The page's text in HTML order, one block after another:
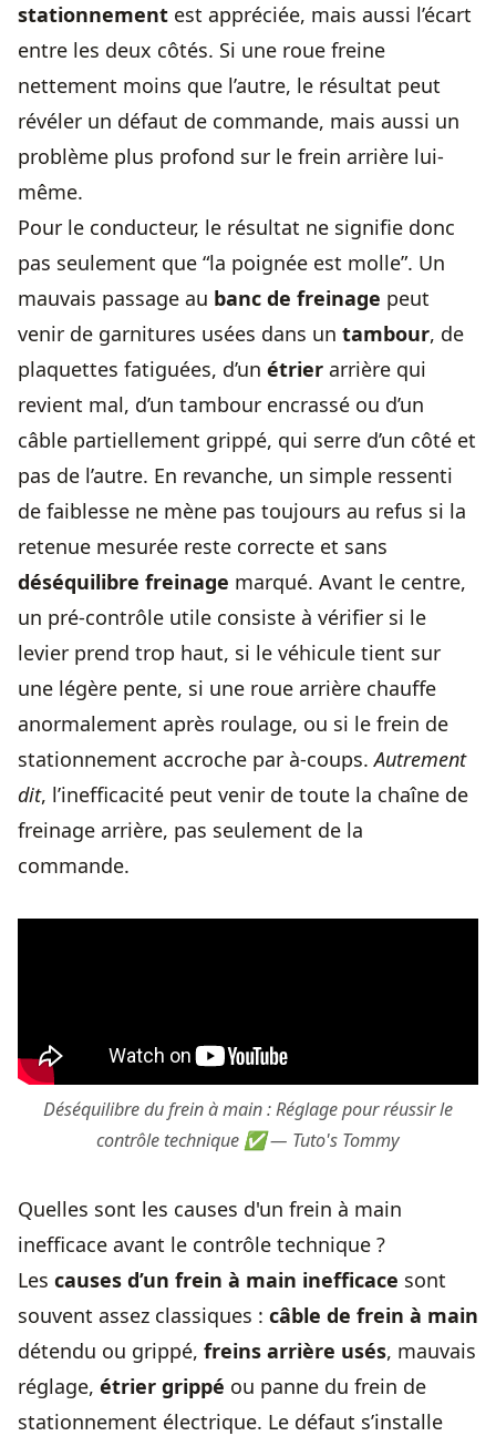
stationnement est appréciée, mais aussi l’écart
entre les deux côtés. Si une roue freine
nettement moins que l’autre, le résultat peut
révéler un défaut de commande, mais aussi un
problème plus profond sur le frein arrière lui-
même.
Pour le conducteur, le résultat ne signifie donc
pas seulement que “la poignée est molle”. Un
mauvais passage au banc de freinage peut
venir de garnitures usées dans un tambour, de
plaquettes fatiguées, d’un étrier arrière qui
revient mal, d’un tambour encrassé ou d’un
câble partiellement grippé, qui serre d’un côté et
pas de l’autre. En revanche, un simple ressenti
de faiblesse ne mène pas toujours au refus si la
retenue mesurée reste correcte et sans
déséquilibre freinage marqué. Avant le centre,
un pré-contrôle utile consiste à vérifier si le
levier prend trop haut, si le véhicule tient sur
une légère pente, si une roue arrière chauffe
anormalement après roulage, ou si le frein de
stationnement accroche par à-coups.Autrement
dit, l’inefficacité peut venir de toute la chaîne de
freinage arrière, pas seulement de la
commande.
Déséquilibre du frein à main : Réglage pour réussir le
contrôle technique ✅ — Tuto's Tommy
Quelles sont les causes d'un frein à main
inefficace avant le contrôle technique ?
Les causes d’un frein à main inefficace sont
souvent assez classiques : câble de frein à main
détendu ou grippé, freins arrière usés, mauvais
réglage, étrier grippé ou panne du frein de
stationnement électrique. Le défaut s’installe